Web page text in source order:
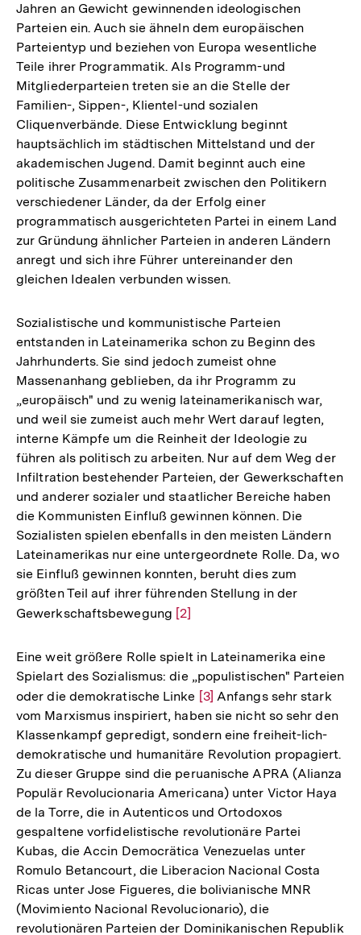
Jahren an Gewicht gewinnenden ideologischen
Parteien ein. Auch sie ähneln dem europäischen
Parteientyp und beziehen von Europa wesentliche
Teile ihrer Programmatik. Als Programm-und
Mitgliederparteien treten sie an die Stelle der
Familien-, Sippen-, Klientel-und sozialen
Cliquenverbände. Diese Entwicklung beginnt
hauptsächlich im städtischen Mittelstand und der
akademischen Jugend. Damit beginnt auch eine
politische Zusammenarbeit zwischen den Politikern
verschiedener Länder, da der Erfolg einer
programmatisch ausgerichteten Partei in einem Land
zur Gründung ähnlicher Parteien in anderen Ländern
anregt und sich ihre Führer untereinander den
gleichen Idealen verbunden wissen.
Sozialistische und kommunistische Parteien
entstanden in Lateinamerika schon zu Beginn des
Jahrhunderts. Sie sind jedoch zumeist ohne
Massenanhang geblieben, da ihr Programm zu
„europäisch" und zu wenig lateinamerikanisch war,
und weil sie zumeist auch mehr Wert darauf legten,
interne Kämpfe um die Reinheit der Ideologie zu
führen als politisch zu arbeiten. Nur auf dem Weg der
Infiltration bestehender Parteien, der Gewerkschaften
und anderer sozialer und staatlicher Bereiche haben
die Kommunisten Einfluß gewinnen können. Die
Sozialisten spielen ebenfalls in den meisten Ländern
Lateinamerikas nur eine untergeordnete Rolle. Da, wo
sie Einfluß gewinnen konnten, beruht dies zum
größten Teil auf ihrer führenden Stellung in der
Gewerkschaftsbewegung Zur
der
Fußnote
[2]
Eine weit größere Rolle spielt in Lateinamerika eine
Spielart des Sozialismus: die „populistischen" Parteien
oder die demokratische Linke Zur
Auflösung
der
Fußnote
[3] Anfangs sehr stark
vom Marxismus inspiriert, haben sie nicht so sehr den
Klassenkampf gepredigt, sondern eine freiheit-lich-
demokratische und humanitäre Revolution propagiert.
Zu dieser Gruppe sind die peruanische APRA (Alianza
Populär Revolucionaria Americana) unter Victor Haya
de la Torre, die in Autenticos und Ortodoxos
gespaltene vorfidelistische revolutionäre Partei
Kubas, die Accin Democrätica Venezuelas unter
Romulo Betancourt, die Liberacion Nacional Costa
Ricas unter Jose Figueres, die bolivianische MNR
(Movimiento Nacional Revolucionario), die
revolutionären Parteien der Dominikanischen Republik